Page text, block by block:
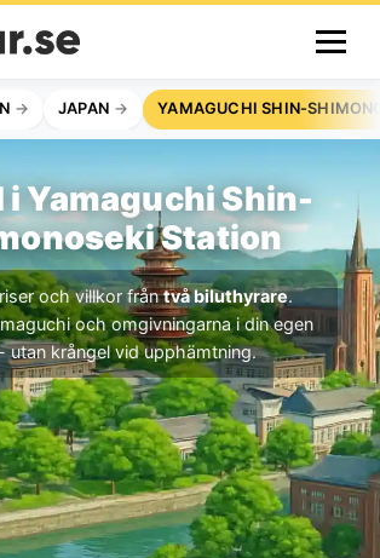
JAPAN YAMAGUCHI SHIN-
Yamaguchi Shin-
Station
och villkor fråntvå biluthyrare.
och omgivningarna i din egen
utan krångel vid upphämtning.